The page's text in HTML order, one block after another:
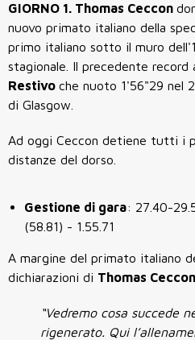
GIORNO 1. Thomas Ceccon
nuovo primato italiano della
primo italiano sotto il muro
stagionale. Il precedente record
Restivo che nuoto 1'56"29 nel
di Glasgow.
Ad oggi Ceccon detiene tutti i
distanze del dorso.
Gestione di gara: 27.40-
(58.81) - 1.55.71
A margine del primato italiano
dichiarazioni di Thomas Ceccon
“Vedremo cosa succede
rigenerato. Qui